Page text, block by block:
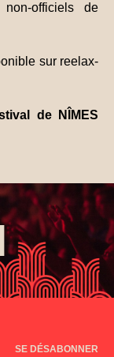
officiels de
sur reelax-
de NÎMES
SE DÉSABONNER